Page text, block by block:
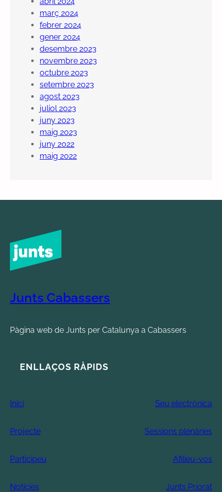
març 2024
febrer 2024
gener 2024
desembre 2023
novembre 2023
octubre 2023
setembre 2023
agost 2023
juliol 2023
juny 2023
maig 2023
juny 2022
maig 2022
Junts Cabassers
Pàgina web de Junts per Catalunya a Cabassers
ENLLAÇOS RÀPIDS
Inici Seu electrònica
Projecte Sessions plenàries
Participeu Afilieu-vos
Notícies Junts Priorat